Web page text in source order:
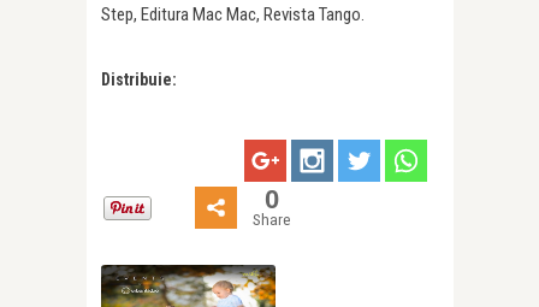
Step, Editura Mac Mac, Revista Tango.
Distribuie:
0
Share